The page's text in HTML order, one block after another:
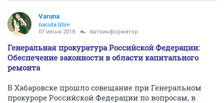
Varuna
nacida libre
07 июня 2018 Автоинформатор
Генеральная прокуратура Российской Федерации:
Обеспечение законности в области капитального
ремонта
В Хабаровске прошло совещание при Генеральном
прокуроре Российской Федерации по вопросам, в